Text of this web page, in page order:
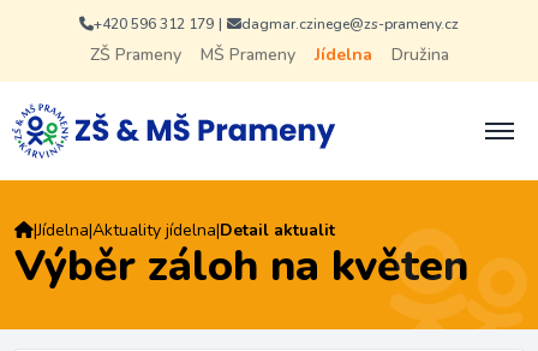
+420 596 312 179 | dagmar.czinege@zs-prameny.cz
ZŠ Prameny MŠ Prameny Jídelna Družina
|Jídelna|Aktuality jídelna|Detail aktualit
Výběr záloh na květen